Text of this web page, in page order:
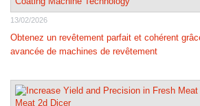
13/02/2026
Obtenez un revêtement parfait et cohérent
avancée de machines de revêtement